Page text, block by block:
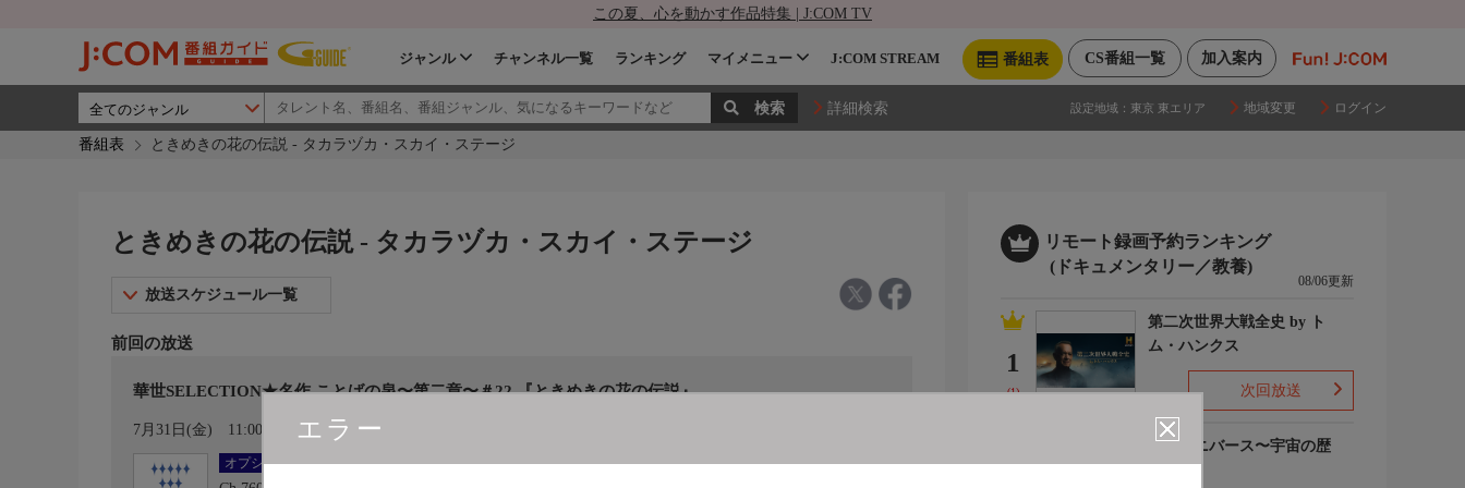
この夏、心を動かす作品特集 | J:COM TV
加入案内
CS番組一覧
番組表
ジャンル チャンネル一覧 ランキング マイメニュー J:COM STREAM
詳細検索 設定地域： 東京 東エリア 地域変更 ログイン
番組表 ときめきの花の伝説 - タカラヅカ・スカイ・ステージ
エラー
ときめきの花の伝説 - タカラヅカ・スカイ・ステージ
放送スケジュール一覧
前回の放送
華世SELECTION★名作 ことばの泉〜第二章〜＃22 『ときめきの花の伝説』
7月31日(金) 11:00〜11:30 カレンダー登録
オプション
リモート録画予約ランキング
(ドキュメンタリー／教養)
08/06更新
1
(1)
第二次世界大戦全史 by ト
ム・ハンクス
次回放送
ザ・ユニバース〜宇宙の歴